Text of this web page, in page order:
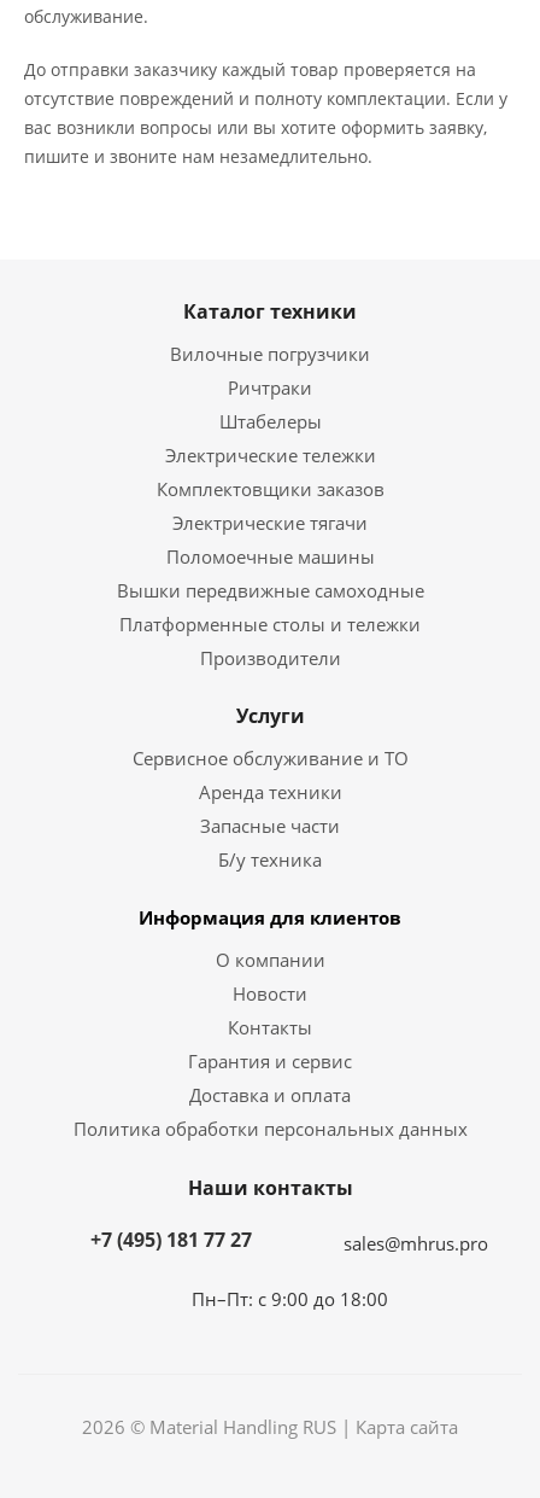
обслуживание.
До отправки заказчику каждый товар проверяется на
отсутствие повреждений и полноту комплектации. Если у
вас возникли вопросы или вы хотите оформить заявку,
пишите и звоните нам незамедлительно.
Каталог техники
Вилочные погрузчики
Ричтраки
Штабелеры
Электрические тележки
Комплектовщики заказов
Электрические тягачи
Поломоечные машины
Вышки передвижные самоходные
Платформенные столы и тележки
Производители
Услуги
Сервисное обслуживание и ТО
Аренда техники
Запасные части
Б/у техника
Информация для клиентов
О компании
Новости
Контакты
Гарантия и сервис
Доставка и оплата
Политика обработки персональных данных
Наши контакты
+7 (495) 181 77 27
sales@mhrus.pro
Пн–Пт: с 9:00 до 18:00
2026 © Material Handling RUS | Карта сайта